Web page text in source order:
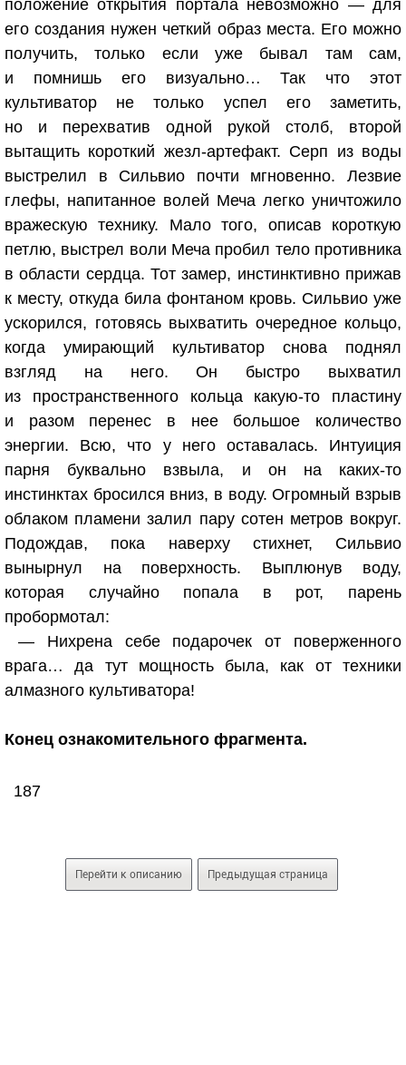
положение открытия портала невозможно — для
его создания нужен четкий образ места. Его можно
получить, только если уже бывал там сам,
и помнишь его визуально… Так что этот
культиватор не только успел его заметить,
но и перехватив одной рукой столб, второй
вытащить короткий жезл-артефакт. Серп из воды
выстрелил в Сильвио почти мгновенно. Лезвие
глефы, напитанное волей Меча легко уничтожило
вражескую технику. Мало того, описав короткую
петлю, выстрел воли Меча пробил тело противника
в области сердца. Тот замер, инстинктивно прижав
к месту, откуда била фонтаном кровь. Сильвио уже
ускорился, готовясь выхватить очередное кольцо,
когда умирающий культиватор снова поднял
взгляд на него. Он быстро выхватил
из пространственного кольца какую-то пластину
и разом перенес в нее большое количество
энергии. Всю, что у него оставалась. Интуиция
парня буквально взвыла, и он на каких-то
инстинктах бросился вниз, в воду. Огромный взрыв
облаком пламени залил пару сотен метров вокруг.
Подождав, пока наверху стихнет, Сильвио
вынырнул на поверхность. Выплюнув воду,
которая случайно попала в рот, парень
пробормотал:
— Нихрена себе подарочек от поверженного
врага… да тут мощность была, как от техники
алмазного культиватора!
Конец ознакомительного фрагмента.
187
Перейти к описанию Предыдущая страница